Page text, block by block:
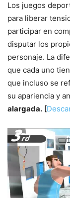
Los juegos
para liberar
participar en
disputar los
personaje. La
que cada uno
que incluso se
su apariencia y
alargada. [